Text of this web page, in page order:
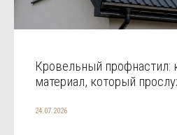
Кровельный профнастил:
материал, который
24.07.2026